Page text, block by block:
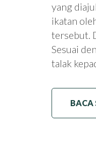
yang
ikatan
tersebut.
Sesuai
talak
BACA